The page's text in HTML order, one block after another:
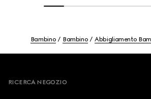
Bambino Bambino Abbigliamento
RICERCA NEGOZIO